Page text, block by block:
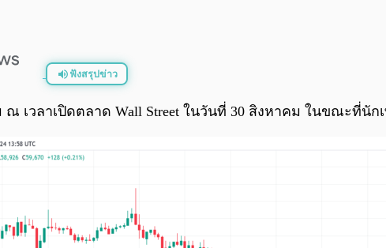
ฟังสรุปข่าว
ณ เวลาเปิดตลาด Wall Street ในวันที่ 30 สิงหาคม ในขณะที่นัก